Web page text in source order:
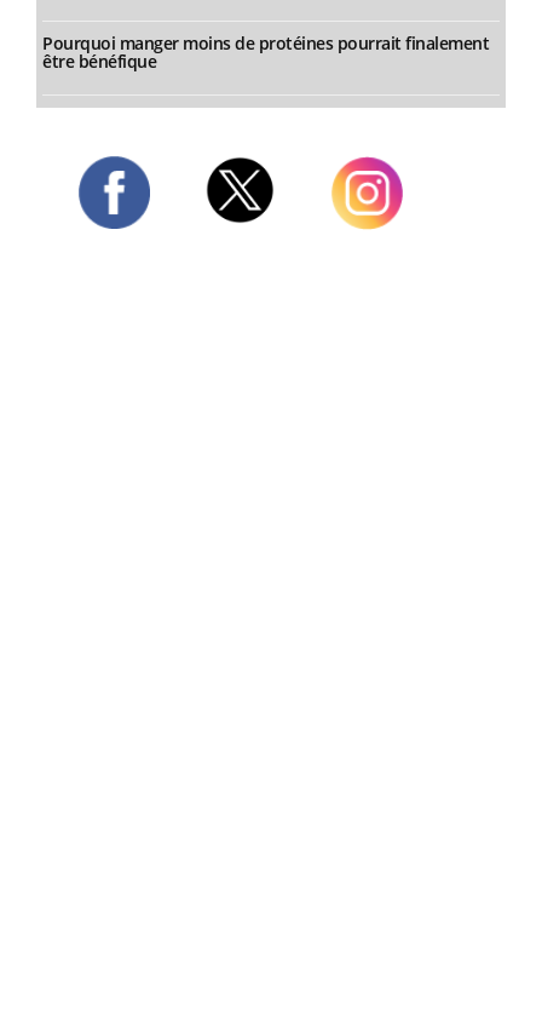
Pourquoi manger moins de protéines pourrait finalement
être bénéfique